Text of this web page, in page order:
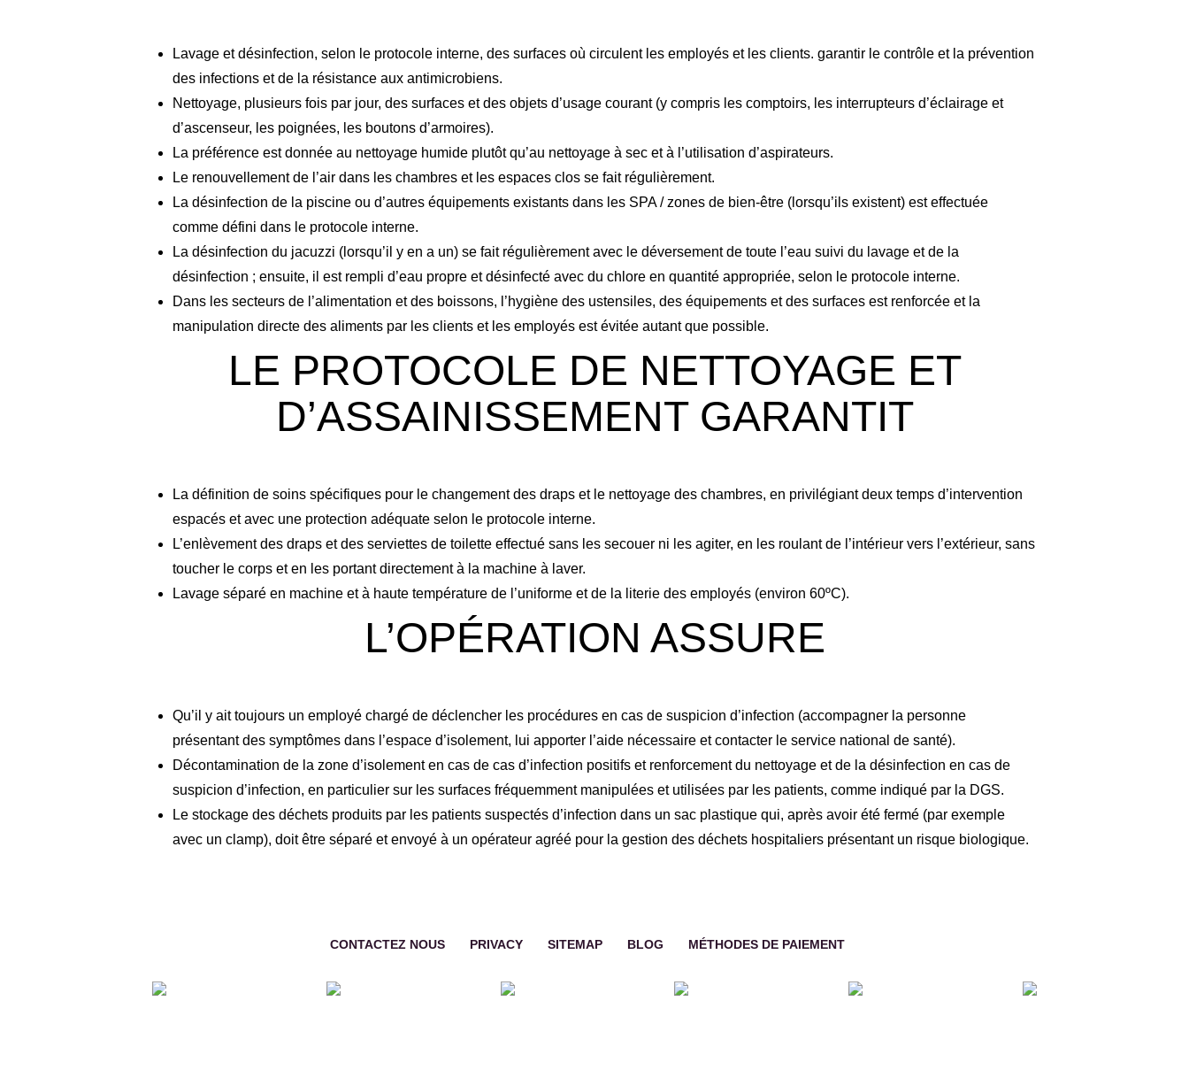
Lavage et désinfection, selon le protocole interne, des surfaces où circulent les employés et les clients. garantir le contrôle et la prévention
des infections et de la résistance aux antimicrobiens.
Nettoyage, plusieurs fois par jour, des surfaces et des objets d’usage courant (y compris les comptoirs, les interrupteurs d’éclairage et
d’ascenseur, les poignées, les boutons d’armoires).
La préférence est donnée au nettoyage humide plutôt qu’au nettoyage à sec et à l’utilisation d’aspirateurs.
Le renouvellement de l’air dans les chambres et les espaces clos se fait régulièrement.
La désinfection de la piscine ou d’autres équipements existants dans les SPA / zones de bien-être (lorsqu’ils existent) est effectuée
comme défini dans le protocole interne.
La désinfection du jacuzzi (lorsqu’il y en a un) se fait régulièrement avec le déversement de toute l’eau suivi du lavage et de la
désinfection ; ensuite, il est rempli d’eau propre et désinfecté avec du chlore en quantité appropriée, selon le protocole interne.
Dans les secteurs de l’alimentation et des boissons, l’hygiène des ustensiles, des équipements et des surfaces est renforcée et la
manipulation directe des aliments par les clients et les employés est évitée autant que possible.
LE PROTOCOLE DE NETTOYAGE ET
D’ASSAINISSEMENT GARANTIT
La définition de soins spécifiques pour le changement des draps et le nettoyage des chambres, en privilégiant deux temps d’intervention
espacés et avec une protection adéquate selon le protocole interne.
L’enlèvement des draps et des serviettes de toilette effectué sans les secouer ni les agiter, en les roulant de l’intérieur vers l’extérieur, sans
toucher le corps et en les portant directement à la machine à laver.
Lavage séparé en machine et à haute température de l’uniforme et de la literie des employés (environ 60ºC).
L’OPÉRATION ASSURE
Qu’il y ait toujours un employé chargé de déclencher les procédures en cas de suspicion d’infection (accompagner la personne
présentant des symptômes dans l’espace d’isolement, lui apporter l’aide nécessaire et contacter le service national de santé).
Décontamination de la zone d’isolement en cas de cas d’infection positifs et renforcement du nettoyage et de la désinfection en cas de
suspicion d’infection, en particulier sur les surfaces fréquemment manipulées et utilisées par les patients, comme indiqué par la DGS.
Le stockage des déchets produits par les patients suspectés d’infection dans un sac plastique qui, après avoir été fermé (par exemple
avec un clamp), doit être séparé et envoyé à un opérateur agréé pour la gestion des déchets hospitaliers présentant un risque biologique.
CONTACTEZ NOUS PRIVACY SITEMAP BLOG MÉTHODES DE PAIEMENT